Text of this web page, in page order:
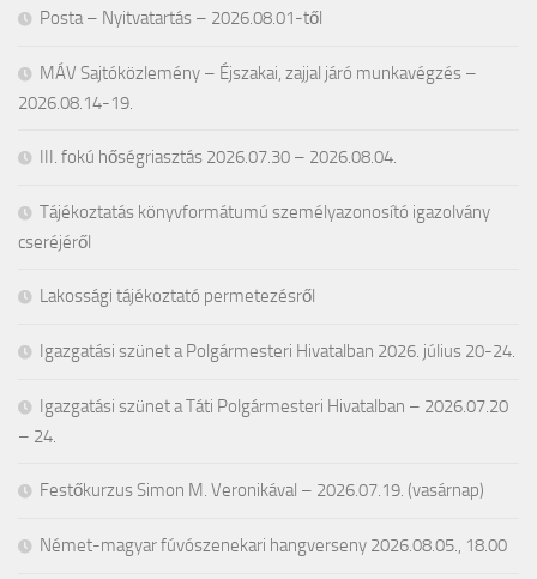
Posta – Nyitvatartás – 2026.08.01-től
MÁV Sajtóközlemény – Éjszakai, zajjal járó munkavégzés –
2026.08.14-19.
III. fokú hőségriasztás 2026.07.30 – 2026.08.04.
Tájékoztatás könyvformátumú személyazonosító igazolvány
cseréjéről
Lakossági tájékoztató permetezésről
Igazgatási szünet a Polgármesteri Hivatalban 2026. július 20-24.
Igazgatási szünet a Táti Polgármesteri Hivatalban – 2026.07.20
– 24.
Festőkurzus Simon M. Veronikával – 2026.07.19. (vasárnap)
Német-magyar fúvószenekari hangverseny 2026.08.05., 18.00